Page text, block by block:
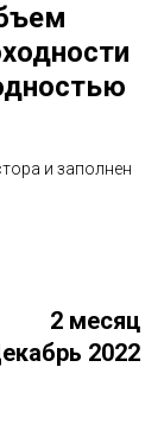
и заполнен
2 месяц
2022